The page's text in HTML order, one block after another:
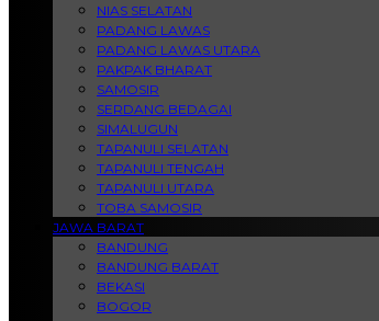
NIAS SELATAN
PADANG LAWAS
PADANG LAWAS UTARA
PAKPAK BHARAT
SAMOSIR
SERDANG BEDAGAI
SIMALUGUN
TAPANULI SELATAN
TAPANULI TENGAH
TAPANULI UTARA
TOBA SAMOSIR
JAWA BARAT
BANDUNG
BANDUNG BARAT
BEKASI
BOGOR